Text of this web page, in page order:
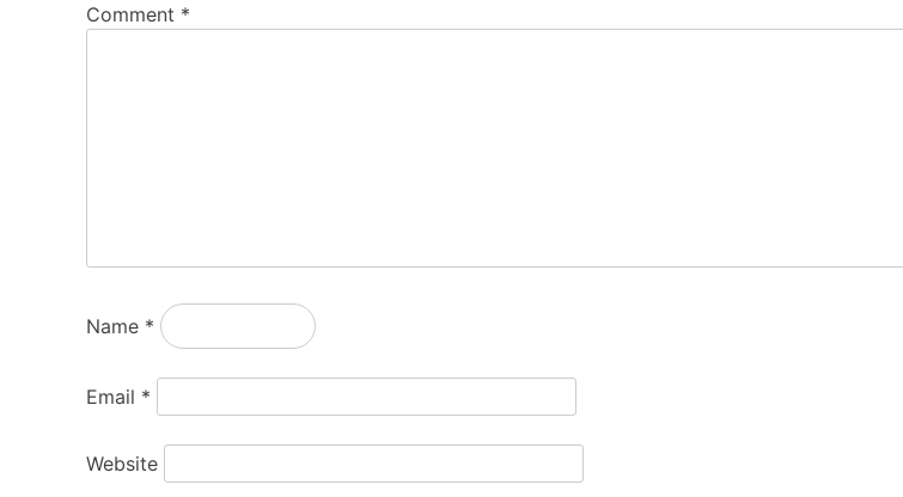
Comment *
Name *
Email *
Website